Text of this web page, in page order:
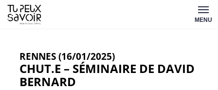
Aller
au
MENU
RENNES (16/01/2025)
CHUT.E – SÉMINAIRE DE DAVID
BERNARD